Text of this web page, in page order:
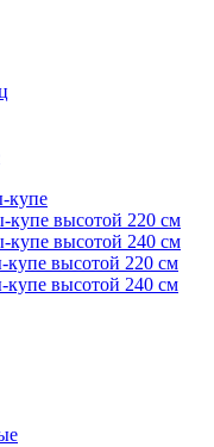
купе
высотой 220 см
высотой 240 см
высотой 220 см
высотой 240 см